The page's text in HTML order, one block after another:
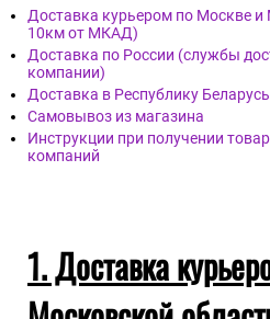
Доставка курьером по Москве и
10км от МКАД)
Доставка по России (службы
компании)
Доставка в Республику
Самовывоз из магазина
Инструкции при получении
компаний
1. Доставка